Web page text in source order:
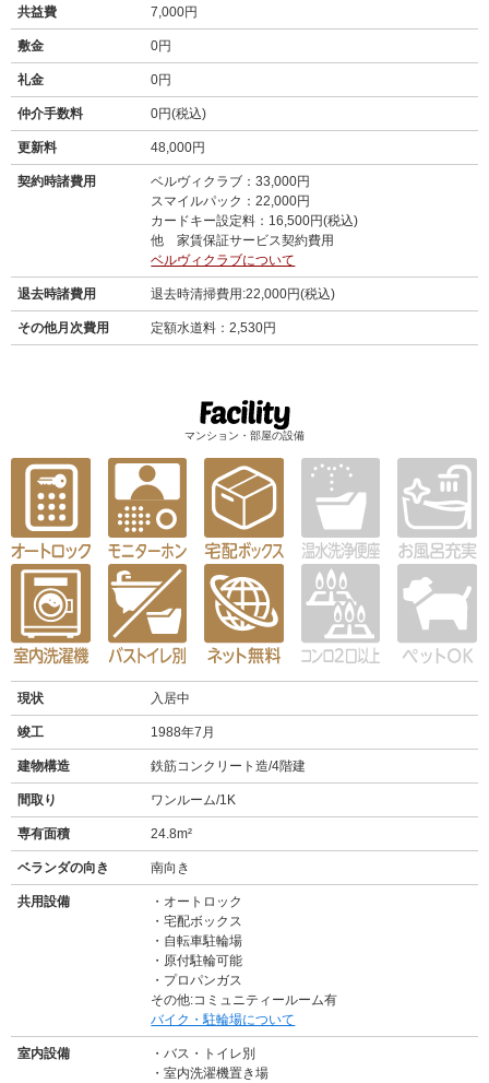
共益費 7,000円
敷金 0円
礼金 0円
仲介手数料 0円(税込)
更新料 48,000円
契約時諸費用
ベルヴィクラブ：33,000円
スマイルパック：22,000円
カードキー設定料：16,500円(税込)
他 家賃保証サービス契約費用
ベルヴィクラブについて
退去時諸費用 退去時清掃費用:22,000円(税込)
その他月次費用 定額水道料：2,530円
マンション・部屋の設備
現状 入居中
竣工 1988年7月
建物構造 鉄筋コンクリート造/4階建
間取り ワンルーム/1K
専有面積 24.8m²
ベランダの向き 南向き
共用設備
オートロック
宅配ボックス
自転車駐輪場
原付駐輪可能
プロパンガス
その他:コミュニティールーム有
バイク・駐輪場について
室内設備
バス・トイレ別
室内洗濯機置き場